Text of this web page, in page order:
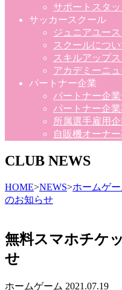
サポートスタ
サッカースクール
ジュニアユー
スクールについ
スキルアップ
アカデミーニュ
パートナー企業
パートナー企
パートナー企
所属選手雇用
自販機オーナ
CLUB NEWS
HOME>NEWS>ホームゲー
のお知らせ
無料スマホチケ
せ
ホームゲーム 2021.07.19